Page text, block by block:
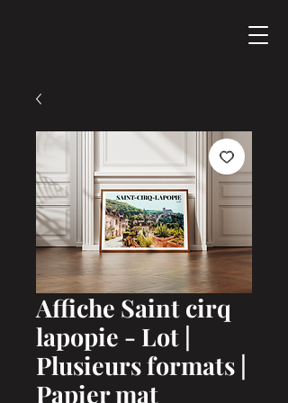
Affiche Saint cirq
lapopie - Lot |
Plusieurs formats |
Papier mat